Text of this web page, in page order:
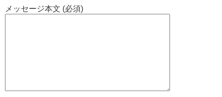
メッセージ本文 (必須)